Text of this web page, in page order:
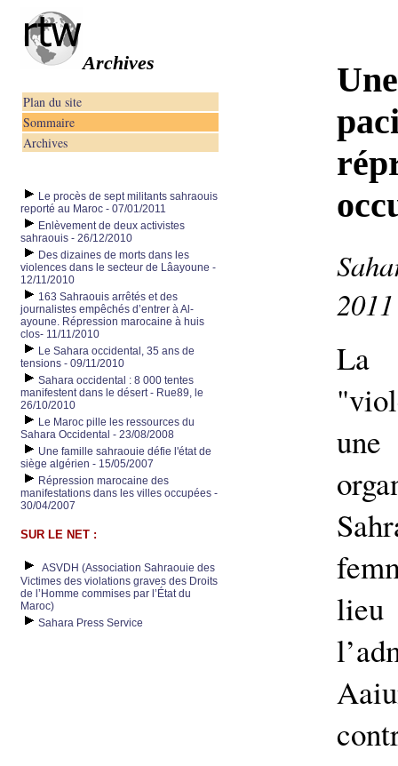
Archives
Plan du site
Sommaire
Archives
Le procès de sept militants sahraouis
reporté au Maroc - 07/01/2011
Enlèvement de deux activistes
sahraouis - 26/12/2010
Des dizaines de morts dans les
violences dans le secteur de Lâayoune -
12/11/2010
163 Sahraouis arrêtés et des
journalistes empêchés d’entrer à Al-
ayoune. Répression marocaine à huis
clos- 11/11/2010
Le Sahara occidental, 35 ans de
tensions - 09/11/2010
Sahara occidental : 8 000 tentes
manifestent dans le désert - Rue89, le
26/10/2010
Le Maroc pille les ressources du
Sahara Occidental - 23/08/2008
Une famille sahraouie défie l'état de
siège algérien - 15/05/2007
Répression marocaine des
manifestations dans les villes occupées -
30/04/2007
SUR LE NET :
ASVDH (Association Sahraouie des
Victimes des violations graves des Droits
de l’Homme commises par l’État du
Maroc)
Sahara Press Service
2011
La
une